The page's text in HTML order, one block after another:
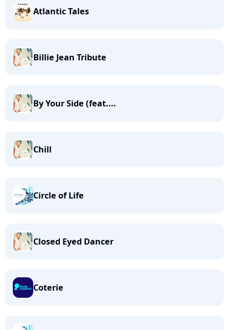
Atlantic Tales
Billie Jean Tribute
By Your Side (feat....
Chill
Circle of Life
Closed Eyed Dancer
Coterie